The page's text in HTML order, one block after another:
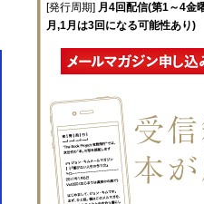
[発行周期] 月4回配信(第1～4金
月,1月は3回になる可能性あり)